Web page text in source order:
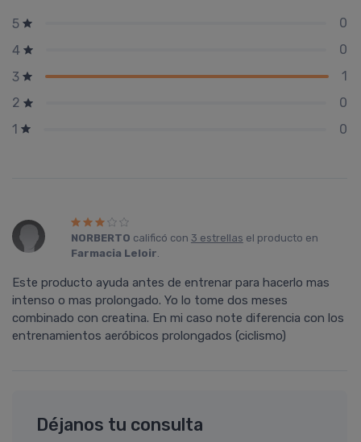
5
0
4
0
3
1
2
0
1
0
NORBERTO calificó con 3 estrellas el producto en
Farmacia Leloir.
Este producto ayuda antes de entrenar para hacerlo mas
intenso o mas prolongado. Yo lo tome dos meses
combinado con creatina. En mi caso note diferencia con los
entrenamientos aeróbicos prolongados (ciclismo)
Déjanos tu consulta